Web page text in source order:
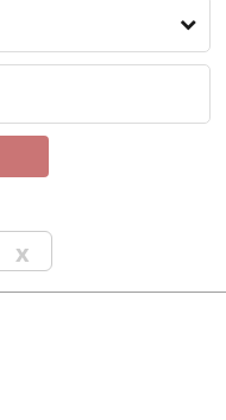
x